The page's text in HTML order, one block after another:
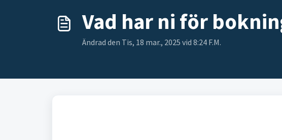
Vad har ni för
Ändrad den Tis, 18 mar., 2025 vid 8:24 F.M.